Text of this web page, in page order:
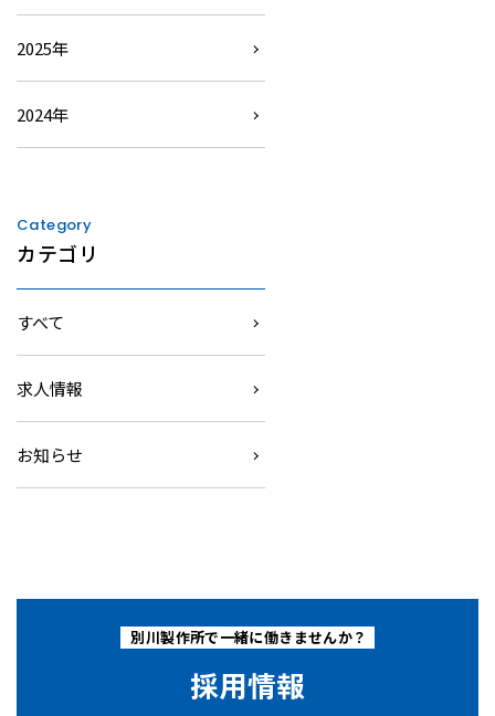
2025年
2024年
Category
カテゴリ
すべて
求人情報
お知らせ
別川製作所で一緒に働きませんか？
採用情報